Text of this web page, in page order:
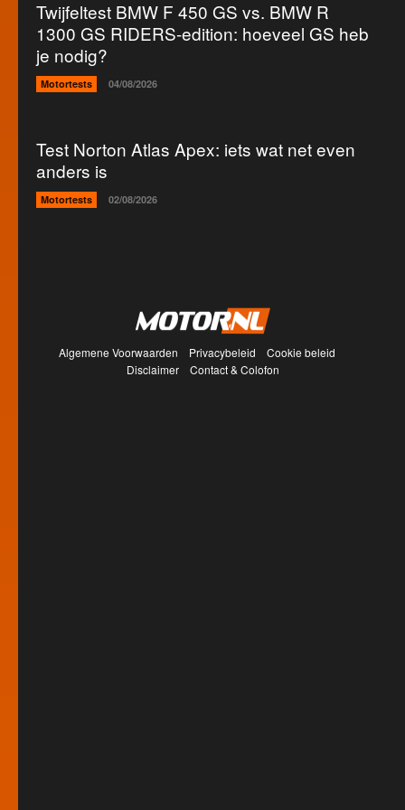
Twijfeltest BMW F 450 GS vs. BMW R
1300 GS RIDERS-edition: hoeveel GS heb
je nodig?
Motortests 04/08/2026
Test Norton Atlas Apex: iets wat net even
anders is
Motortests 02/08/2026
Algemene Voorwaarden Privacybeleid
Cookie beleid
Disclaimer
Contact & Colofon